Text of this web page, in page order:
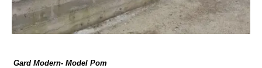
Gard Modern- Model Pom